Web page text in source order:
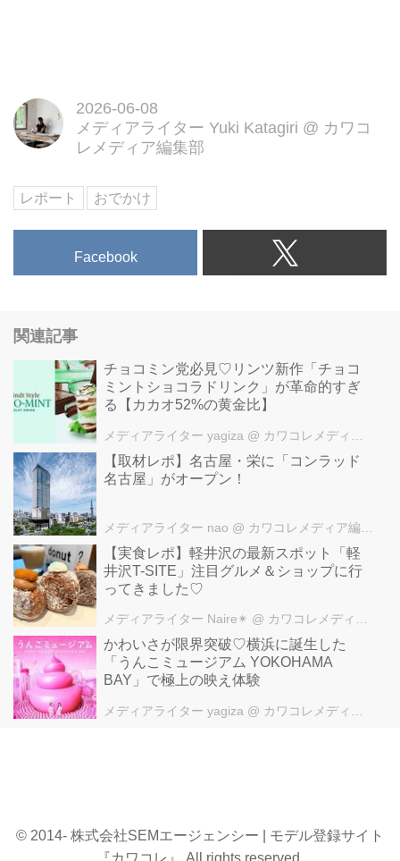
2026-06-08
メディアライター Yuki Katagiri @ カワコ
レメディア編集部
レポート おでかけ
Facebook
関連記事
チョコミン党必見♡リンツ新作「チョコ
ミントショコラドリンク」が革命的すぎ
る【カカオ52%の黄金比】
メディアライター yagiza @ カワコレメディア編集部
【取材レポ】名古屋・栄に「コンラッド
名古屋」がオープン！
メディアライター nao @ カワコレメディア編集部
【実食レポ】軽井沢の最新スポット「軽
井沢T-SITE」注目グルメ＆ショップに行
ってきました♡
メディアライター Naire✴︎ @ カワコレメディア編集部
かわいさが限界突破♡横浜に誕生した
「うんこミュージアム YOKOHAMA
BAY」で極上の映え体験
メディアライター yagiza @ カワコレメディア編集部
© 2014- 株式会社SEMエージェンシー | モデル登録サイト
『カワコレ』 All rights reserved.